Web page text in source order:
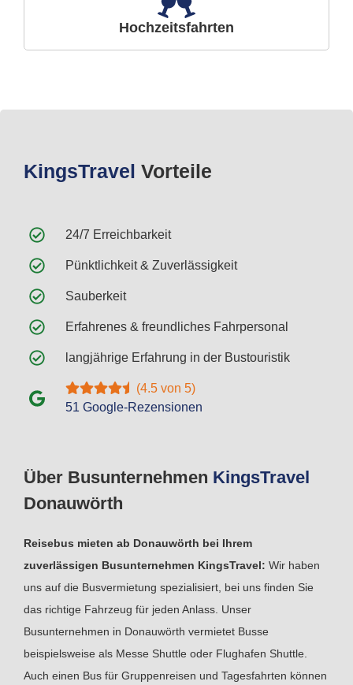
Hochzeitsfahrten
Über Busunternehmen KingsTravel
Donauwörth
Reisebus mieten ab Donauwörth bei Ihrem
zuverlässigen Busunternehmen KingsTravel: Wir haben
uns auf die Busvermietung spezialisiert, bei uns finden Sie
das richtige Fahrzeug für jeden Anlass. Unser
Busunternehmen in Donauwörth vermietet Busse
beispielsweise als Messe Shuttle oder Flughafen Shuttle.
Auch einen Bus für Gruppenreisen und Tagesfahrten können
KingsTravel Vorteile
24/7 Erreichbarkeit
Pünktlichkeit & Zuverlässigkeit
Sauberkeit
Erfahrenes & freundliches Fahrpersonal
langjährige Erfahrung in der Bustouristik
(4.5 von 5)
51 Google-Rezensionen